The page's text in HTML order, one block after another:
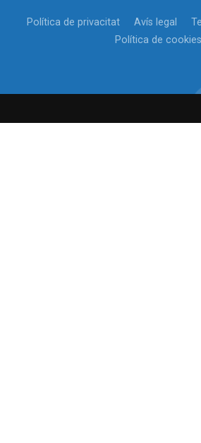
Política de privacitat Avís legal
Política de cookies